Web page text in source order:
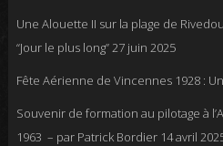
Une Alouette II sur la plage de
“Jour le plus long”27 juin 2025
Fête Aérienne de Vincennes 1928 :
Souvenir de formation au pilotage à
1963 – par Patrick Bordier 14 avril